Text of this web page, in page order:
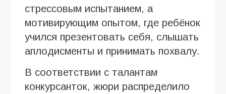
стрессовым испытанием, а
мотивирующим опытом, где ребёнок
учился презентовать себя, слышать
аплодисменты и принимать похвалу.
В соответствии с талантам
конкурсанток, жюри распределило